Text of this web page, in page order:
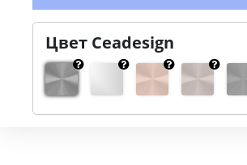
Цвет Ceadesign